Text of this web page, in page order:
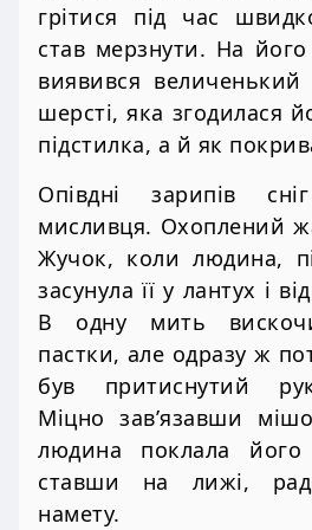
грітися під час
став мерзнути. На
виявився величенький
шерсті, яка згодилася
підстилка, а й як
Опівдні зарипів
мисливця. Охоплений
Жучок, коли людина,
засунула її у лантух і
В одну мить
пастки, але одразу ж
був притиснутий
Міцно зав’язавши
людина поклала
ставши на лижі,
намету.